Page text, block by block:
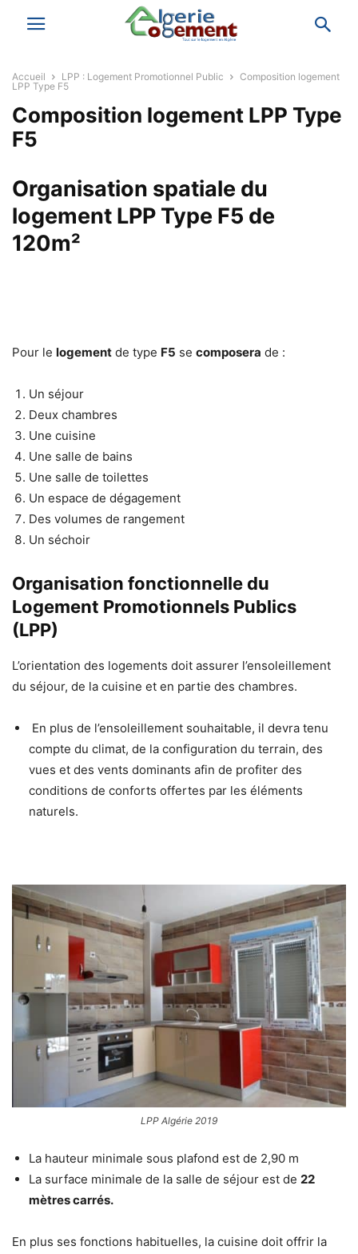
Accueil LPP : Logement Promotionnel Public
Composition logement
LPP Type F5
Composition logement LPP Type
F5
Organisation spatiale du
logement LPP Type F5 de
120m²
Pour le logement de type F5 se composera de :
Un séjour
Deux chambres
Une cuisine
Une salle de bains
Une salle de toilettes
Un espace de dégagement
Des volumes de rangement
Un séchoir
Organisation fonctionnelle du
Logement Promotionnels Publics
(LPP)
L’orientation des logements doit assurer l’ensoleillement
du séjour, de la cuisine et en partie des chambres.
En plus de l’ensoleillement souhaitable, il devra tenu
compte du climat, de la configuration du terrain, des
vues et des vents dominants afin de profiter des
conditions de conforts offertes par les éléments
naturels.
LPP Algérie 2019
La hauteur minimale sous plafond est de 2,90 m
La surface minimale de la salle de séjour est de 22
mètres carrés.
En plus ses fonctions habituelles, la cuisine doit offrir la